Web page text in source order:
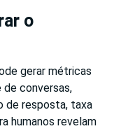
o
gerar métricas
conversas,
de resposta, taxa
humanos revelam